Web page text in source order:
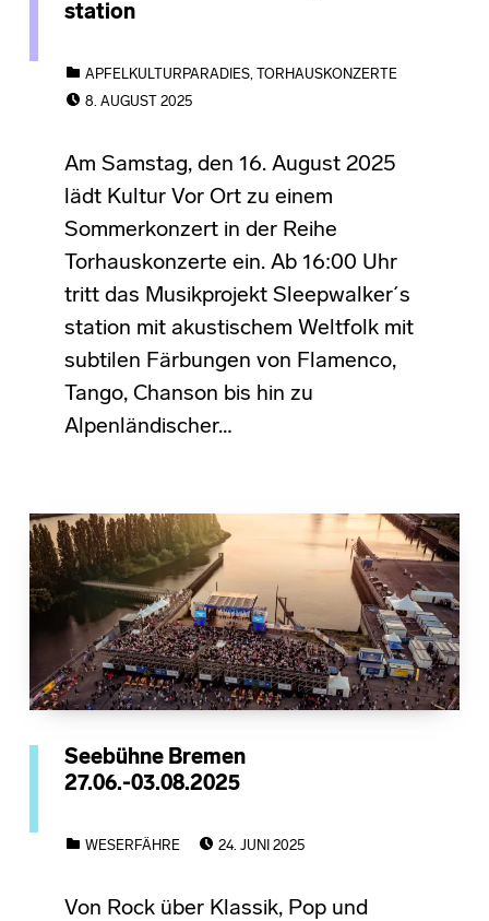
station
APFELKULTURPARADIES,
TORHAUSKONZERTE
8. AUGUST 2025
Am Samstag, den 16. August 2025
lädt Kultur Vor Ort zu einem
Sommerkonzert in der Reihe
Torhauskonzerte ein. Ab 16:00 Uhr
tritt das Musikprojekt Sleepwalker´s
station mit akustischem Weltfolk mit
subtilen Färbungen von Flamenco,
Tango, Chanson bis hin zu
Alpenländischer…
Seebühne Bremen
27.06.-03.08.2025
WESERFÄHRE
24. JUNI 2025
Von Rock über Klassik, Pop und